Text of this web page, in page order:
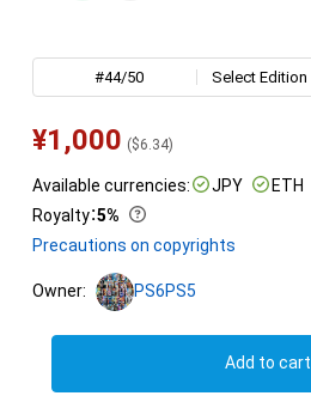
#44/50 Select Edition
¥1,000 ($6.34)
Available currencies: JPY
ETH
Royalty：5%
Precautions on copyrights
Owner: PS6PS5
Add to cart